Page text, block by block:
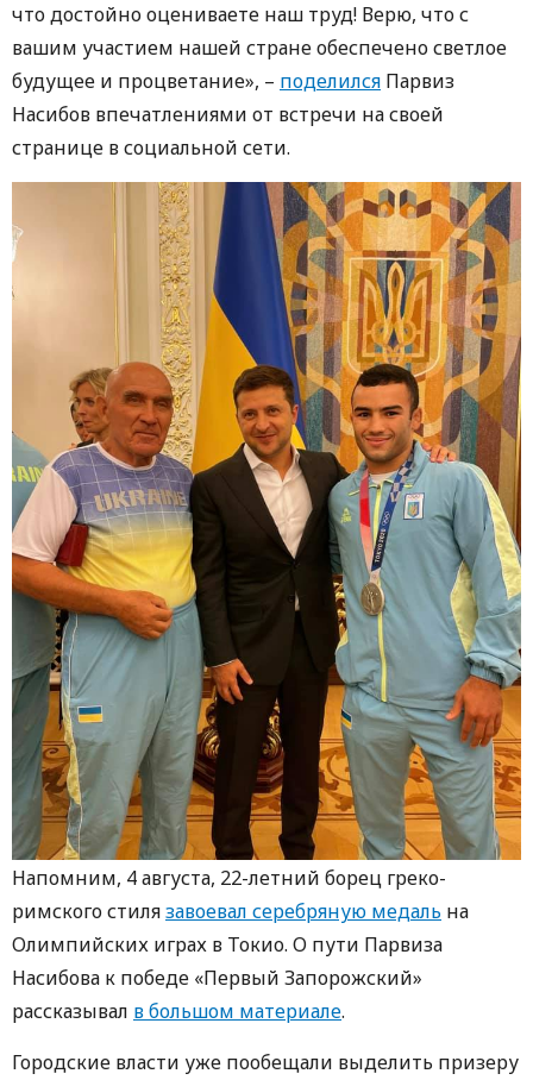
что достойно оцениваете наш труд! Верю, что с
вашим участием нашей стране обеспечено светлое
будущее и процветание», – поделился Парвиз
Насибов впечатлениями от встречи на своей
странице в социальной сети.
Напомним, 4 августа, 22-летний борец греко-
римского стилязавоевал серебряную медаль на
Олимпийских играх в Токио. О пути Парвиза
Насибова к победе «Первый Запорожский»
рассказывал в большом материале.
Городские власти уже пообещали выделить призеру